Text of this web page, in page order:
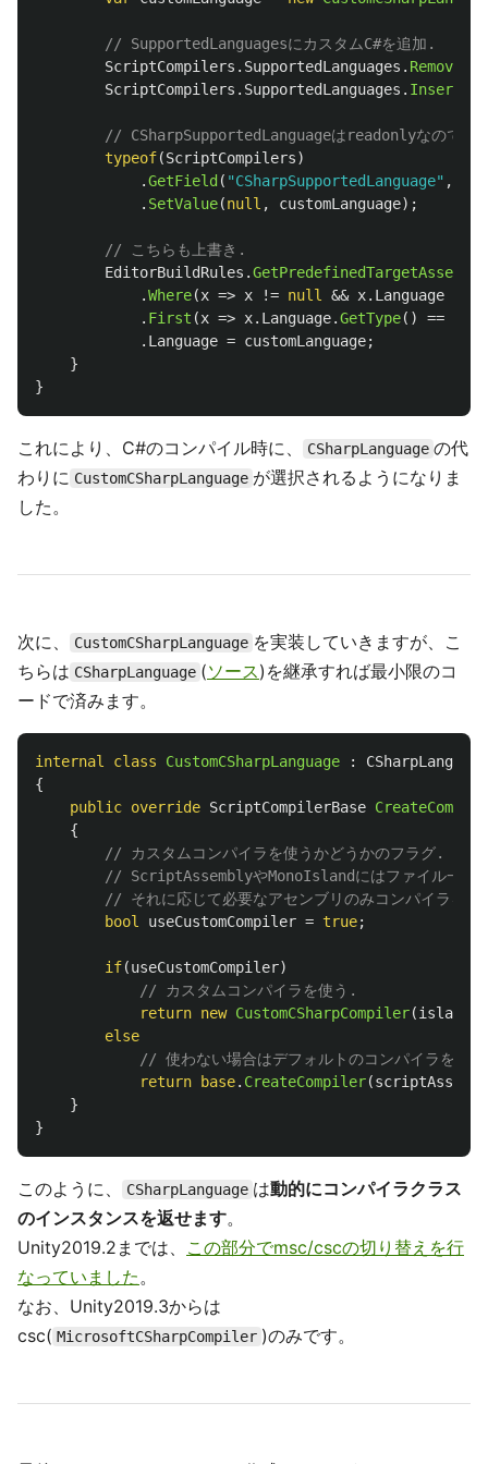
// SupportedLanguagesにカスタムC#を追加.
ScriptCompilers . SupportedLanguages . RemoveAll
ScriptCompilers . SupportedLanguages . Insert
// CSharpSupportedLanguageはreadonlyなのでリ
typeof(ScriptCompilers)
.GetField ( "CSharpSupportedLanguage" ,
. SetValue(null , customLanguage);
// こちらも上書き.
EditorBuildRules .
.Where(x => x != null && x. Language
. First (x => x. Language.GetType() ==
. Language = customLanguage;
}
}
これにより、C#のコンパイル時に、 CSharpLanguage の代
わりに CustomCSharpLanguage が選択されるようになりま
した。
次に、 CustomCSharpLanguage を実装していきますが、こ
ちらは CSharpLanguage (ソース)を継承すれば最小限のコ
ードで済みます。
internal class CustomCSharpLanguage :
CSharpLanguage
{
public override ScriptCompilerBase
{
// カスタムコンパイラを使うかどうかのフラグ.
// ScriptAssemblyやMonoIslandにはファイル一覧、
// それに応じて必要なアセンブリのみコンパイラを切
bool
useCustomCompiler = true;
if(useCustomCompiler)
// カスタムコンパイラを使う.
return new CustomCSharpCompiler(island
else
// 使わない場合はデフォルトのコンパイラを使
return
base. CreateCompiler(
}
}
このように、 CSharpLanguage は動的にコンパイラクラス
のインスタンスを返せます。
Unity2019.2までは、 この部分でmsc/cscの切り替えを行
なっていました。
なお、Unity2019.3からは
csc( MicrosoftCSharpCompiler )のみです。